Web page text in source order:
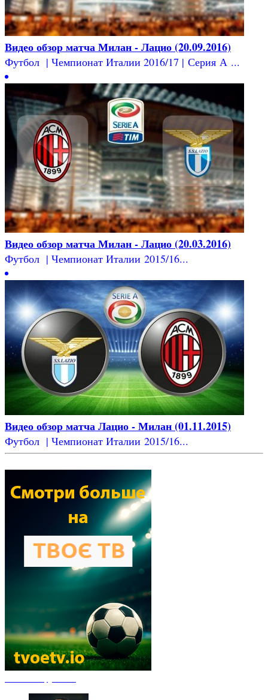
Видео обзор матча Милан - Лацио (20.09.2016)
Футбол | Чемпионат Италии 2016/17 | Серия А ...
Видео обзор матча Милан - Лацио (20.03.2016)
Футбол | Чемпионат Италии 2015/16...
Видео обзор матча Лацио - Милан (01.11.2015)
Футбол | Чемпионат Италии 2015/16...